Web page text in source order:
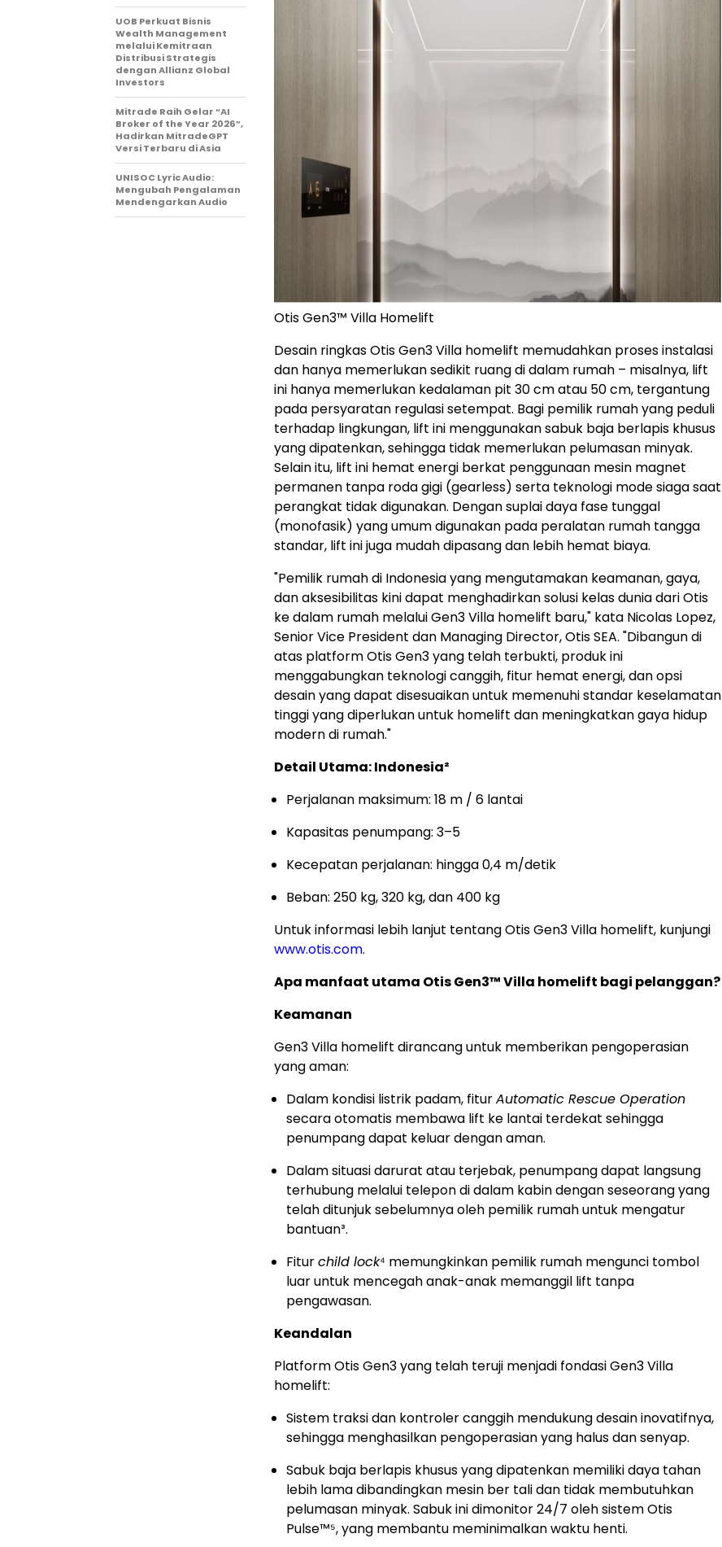
Otis Gen3™ Villa Homelift
Desain ringkas Otis Gen3 Villa homelift memudahkan proses instalasi
dan hanya memerlukan sedikit ruang di dalam rumah – misalnya, lift
ini hanya memerlukan kedalaman pit 30 cm atau 50 cm, tergantung
pada persyaratan regulasi setempat. Bagi pemilik rumah yang peduli
terhadap lingkungan, lift ini menggunakansabuk baja berlapis khusus
yang dipatenkan, sehingga tidak memerlukan pelumasan minyak.
Selain itu, lift ini hemat energi berkat penggunaan mesin magnet
permanen tanpa roda gigi (gearless) serta teknologi mode siaga saat
perangkat tidak digunakan. Dengan suplai daya fase tunggal
(monofasik) yang umum digunakan pada peralatan rumah tangga
standar, lift ini juga mudah dipasang dan lebih hemat biaya.
"Pemilik rumah di Indonesia yang mengutamakan keamanan, gaya,
dan aksesibilitas kini dapat menghadirkan solusi kelas dunia dari Otis
ke dalam rumah melalui Gen3 Villa homelift baru," kata Nicolas Lopez,
Senior Vice President dan Managing Director, Otis SEA. "Dibangun di
atas platform Otis Gen3 yang telah terbukti, produk ini
menggabungkan teknologi canggih, fitur hemat energi, dan opsi
desain yang dapat disesuaikan untuk memenuhi standar keselamatan
tinggi yang diperlukan untuk homelift dan meningkatkan gaya hidup
modern di rumah."
Detail Utama: Indonesia²
Perjalanan maksimum: 18 m / 6 lantai
Kapasitas penumpang: 3–5
Kecepatan perjalanan: hingga 0,4 m/detik
Beban: 250 kg, 320 kg, dan 400 kg
Untuk informasi lebih lanjut tentang Otis Gen3 Villa homelift, kunjungi
www.otis.com.
Apa manfaat utama Otis Gen3™ Villa homelift bagi pelanggan?
Keamanan
Gen3 Villa homelift dirancang untuk memberikan pengoperasian
yang aman:
Dalam kondisi listrik padam, fiturAutomatic Rescue Operation
secara otomatis membawa lift ke lantai terdekat sehingga
penumpang dapat keluar dengan aman.
Dalam situasi darurat atau terjebak, penumpang dapat langsung
terhubung melalui telepon di dalam kabin dengan seseorang yang
telah ditunjuk sebelumnya oleh pemilik rumah untuk mengatur
bantuan³.
Fiturchild lock⁴ memungkinkan pemilik rumah mengunci tombol
luar untuk mencegah anak-anak memanggil lift tanpa
pengawasan.
Keandalan
Platform Otis Gen3 yang telah teruji menjadi fondasi Gen3 Villa
homelift:
Sistem traksi dan kontroler canggih mendukung desain inovatifnya,
sehingga menghasilkan pengoperasian yang halus dan senyap.
Sabuk baja berlapis khusus yang dipatenkan memiliki daya tahan
lebih lama dibandingkan mesin ber tali dan tidak membutuhkan
pelumasan minyak. Sabuk ini dimonitor 24/7 oleh sistem Otis
Pulse™⁵, yang membantu meminimalkan waktu henti.
UOB Perkuat Bisnis
Wealth Management
melalui Kemitraan
Distribusi Strategis
dengan Allianz Global
Investors
Mitrade Raih Gelar “AI
Broker of the Year 2026”,
Hadirkan MitradeGPT
Versi Terbaru di Asia
UNISOC Lyric Audio:
Mengubah Pengalaman
Mendengarkan Audio